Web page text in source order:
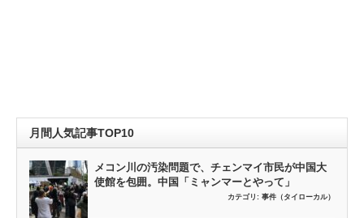
月間人気記事TOP10
メコン川の汚染問題で、チェンマイ市民が中国大
使館を包囲。中国「ミャンマーとやって」
カテゴリ: 事件（タイローカル）